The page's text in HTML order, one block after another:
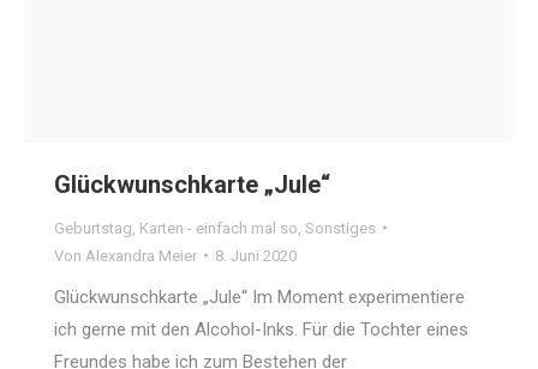
Glückwunschkarte „Jule“
Geburtstag Karten - einfach mal so Sonstiges
Von Alexandra Meier 8. Juni 2020
Glückwunschkarte „Jule“ Im Moment experimentiere
ich gerne mit den Alcohol-Inks. Für die Tochter eines
Freundes habe ich zum Bestehen der